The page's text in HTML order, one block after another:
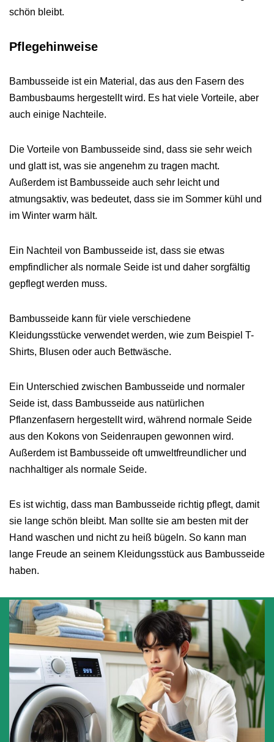
schön bleibt.
Pflegehinweise
Bambusseide ist ein Material, das aus den Fasern des
Bambusbaums hergestellt wird. Es hat viele Vorteile, aber
auch einige Nachteile.
Die Vorteile von Bambusseide sind, dass sie sehr weich
und glatt ist, was sie angenehm zu tragen macht.
Außerdem ist Bambusseide auch sehr leicht und
atmungsaktiv, was bedeutet, dass sie im Sommer kühl und
im Winter warm hält.
Ein Nachteil von Bambusseide ist, dass sie etwas
empfindlicher als normale Seide ist und daher sorgfältig
gepflegt werden muss.
Bambusseide kann für viele verschiedene
Kleidungsstücke verwendet werden, wie zum Beispiel T-
Shirts, Blusen oder auch Bettwäsche.
Ein Unterschied zwischen Bambusseide und normaler
Seide ist, dass Bambusseide aus natürlichen
Pflanzenfasern hergestellt wird, während normale Seide
aus den Kokons von Seidenraupen gewonnen wird.
Außerdem ist Bambusseide oft umweltfreundlicher und
nachhaltiger als normale Seide.
Es ist wichtig, dass man Bambusseide richtig pflegt, damit
sie lange schön bleibt. Man sollte sie am besten mit der
Hand waschen und nicht zu heiß bügeln. So kann man
lange Freude an seinem Kleidungsstück aus Bambusseide
haben.